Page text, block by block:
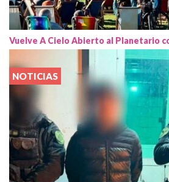
Vuelve A Cielo Abierto al Planetario
NOTICIAS